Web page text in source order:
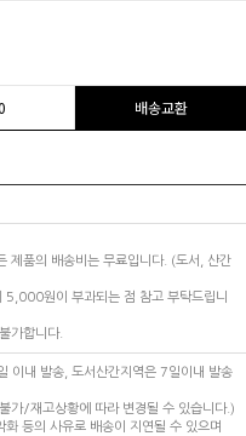
배송교환
제품의 배송비는 무료입니다. (도서, 산간
원이 부과되는 점 참고 부탁드립니
가합니다.
이내 발송, 도서산간지역은 7일이내 발송
가/재고상황에 따라 변경될 수 있습니다.)
화 등의 사유로 배송이 지연될 수 있으며